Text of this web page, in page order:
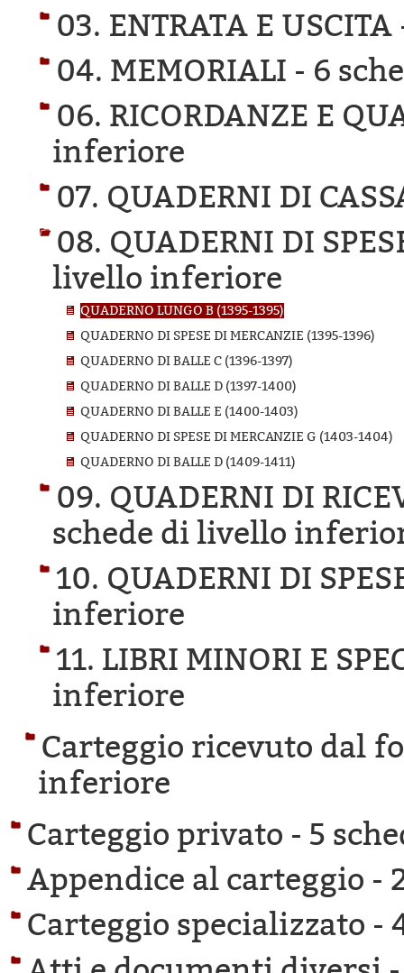
03. ENTRATA E
04. MEMORIALI - 6
06. RICORDANZE E
inferiore
07. QUADERNI DI
08. QUADERNI DI
livello inferiore
QUADERNO LUNGO B (1395-1395)
QUADERNO DI SPESE DI MERCANZIE (1395-1396)
QUADERNO DI BALLE C (1396-1397)
QUADERNO DI BALLE D (1397-1400)
QUADERNO DI BALLE E (1400-1403)
QUADERNO DI SPESE DI MERCANZIE G (1403-1404)
QUADERNO DI BALLE D (1409-1411)
09. QUADERNI DI
schede di livello
10. QUADERNI DI
inferiore
11. LIBRI MINORI E
inferiore
Carteggio ricevuto dal
inferiore
Carteggio privato - 5
Appendice al carteggio -
Carteggio specializzato -